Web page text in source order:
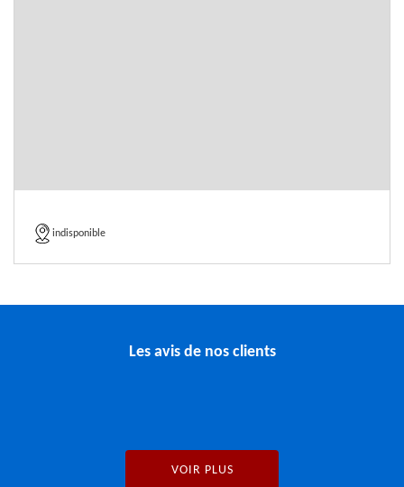
indisponible
Les avis de nos clients
VOIR PLUS